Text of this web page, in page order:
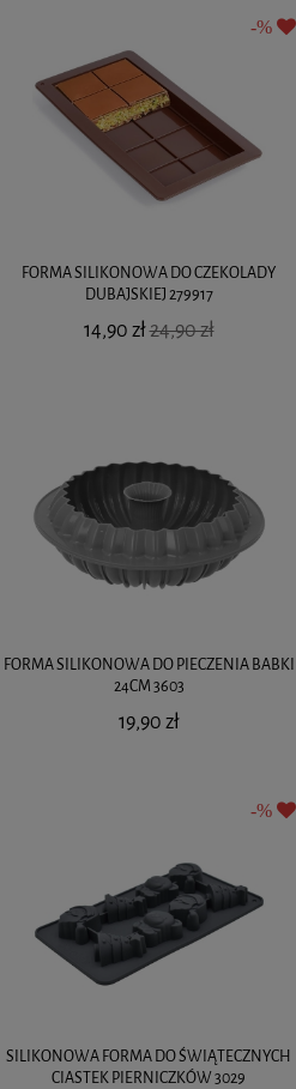
FORMA SILIKONOWA DO CZEKOLADY
DUBAJSKIEJ 279917
14,90 zł24,90 zł
FORMA SILIKONOWA DO PIECZENIA BABKI
24CM 3603
19,90 zł
SILIKONOWA FORMA DO ŚWIĄTECZNYCH
CIASTEK PIERNICZKÓW 3029